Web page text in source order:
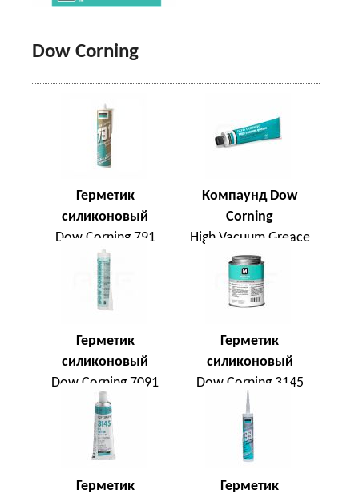
Dow Corning
Герметик
силиконовый
Dow Corning 791
Компаунд Dow
Corning
High Vacuum Greace
Герметик
силиконовый
Dow Corning 7091
Герметик
силиконовый
Dow Corning 3145
Герметик
Герметик